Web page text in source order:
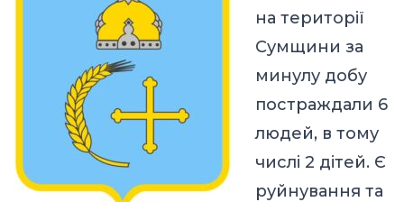
на території
Сумщини за
минулу добу
постраждали 6
людей, в тому
числі 2 дітей. Є
руйнування та